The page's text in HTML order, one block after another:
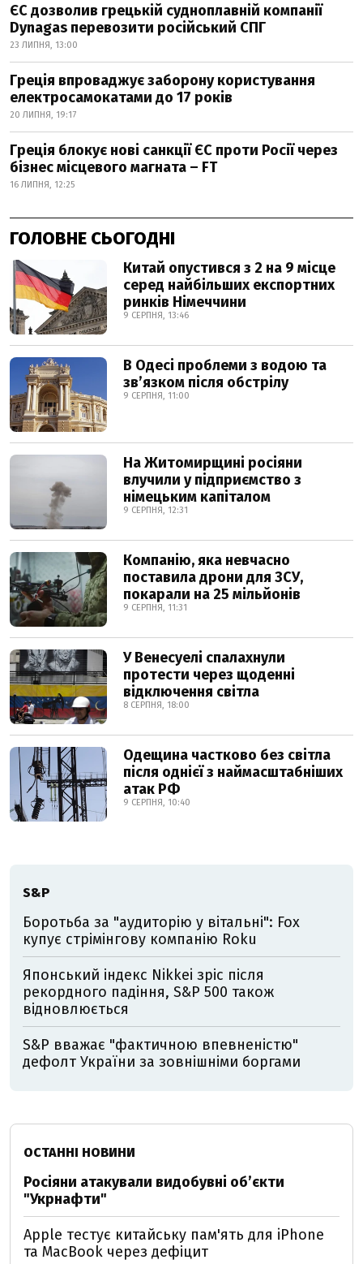
ЄС дозволив грецькій судноплавній компанії
Dynagas перевозити російський СПГ
23 ЛИПНЯ, 13:00
Греція впроваджує заборону користування
електросамокатами до 17 років
20 ЛИПНЯ, 19:17
Греція блокує нові санкції ЄС проти Росії через
бізнес місцевого магната – FT
16 ЛИПНЯ, 12:25
ГОЛОВНЕ СЬОГОДНІ
Китай опустився з 2 на 9 місце
серед найбільших експортних
ринків Німеччини
9 СЕРПНЯ, 13:46
В Одесі проблеми з водою та
звʼязком після обстрілу
9 СЕРПНЯ, 11:00
На Житомирщині росіяни
влучили у підприємство з
німецьким капіталом
9 СЕРПНЯ, 12:31
Компанію, яка невчасно
поставила дрони для ЗСУ,
покарали на 25 мільйонів
9 СЕРПНЯ, 11:31
У Венесуелі спалахнули
протести через щоденні
відключення світла
8 СЕРПНЯ, 18:00
Одещина частково без світла
після однієї з наймасштабніших
атак РФ
9 СЕРПНЯ, 10:40
S&P
Боротьба за "аудиторію у вітальні": Fox
купує стрімінгову компанію Roku
Японський індекс Nikkei зріс після
рекордного падіння, S&P 500 також
відновлюється
S&P вважає "фактичною впевненістю"
дефолт України за зовнішніми боргами
ОСТАННІ НОВИНИ
Росіяни атакували видобувні обʼєкти
"Укрнафти"
Apple тестує китайську пам'ять для iPhone
та MacBook через дефіцит